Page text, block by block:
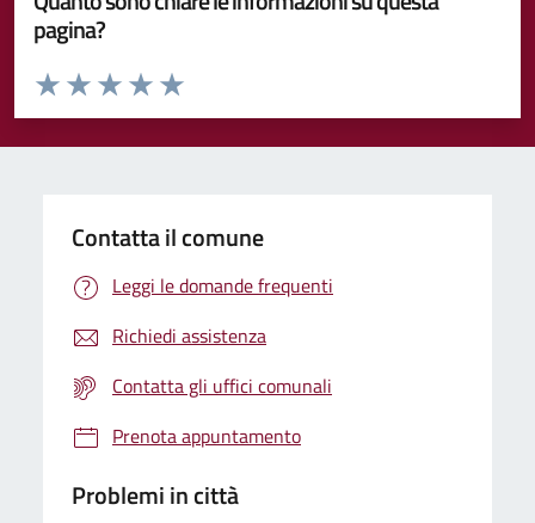
pagina?
Valuta da 1 a 5 stelle la pagina
Valuta 5 stelle su 5
Valuta 4 stelle su 5
Valuta 3 stelle su 5
Valuta 2 stelle su 5
Valuta 1 stelle su 5
Contatta il comune
Leggi le domande frequenti
Richiedi assistenza
Contatta gli uffici comunali
Prenota appuntamento
Problemi in città